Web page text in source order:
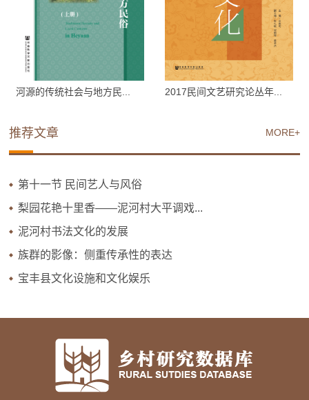
河源的传统社会与地方民... 2017民间文艺研究论丛年...
MORE+
推荐文章
第十一节 民间艺人与风俗
梨园花艳十里香——泥河村大平调戏...
泥河村书法文化的发展
族群的影像：侧重传承性的表达
宝丰县文化设施和文化娱乐